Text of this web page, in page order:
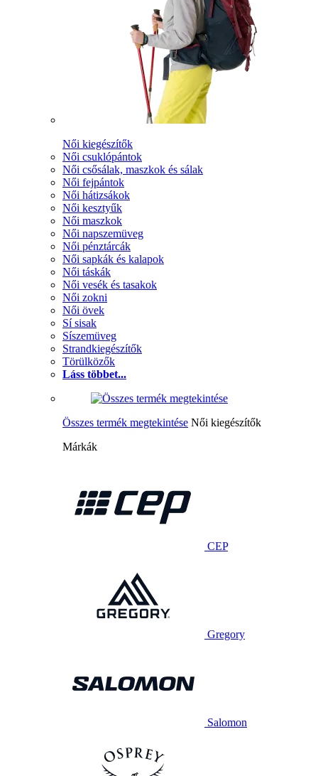
Női kiegészítők
Női csuklópántok
Női csősálak, maszkok és sálak
Női fejpántok
Női hátizsákok
Női kesztyűk
Női maszkok
Női napszemüveg
Női pénztárcák
Női sapkák és kalapok
Női táskák
Női vesék és tasakok
Női zokni
Női övek
Sí sisak
Síszemüveg
Strandkiegészítők
Törülközők
Láss többet...
Összes termék megtekintése Női kiegészítők
Márkák
CEP
Gregory
Salomon